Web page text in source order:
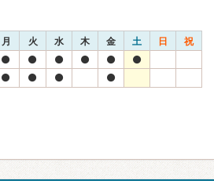
月 火 水 木 金 土 日 祝